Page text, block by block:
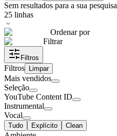
Sem resultados para a sua pesquisa
25 linhas
Ordenar por
Filtrar
Filtros
Filtros Limpar
Mais vendidos
Seleção
YouTube Content ID
Instrumental
Vocal
Tudo Explícito Clean